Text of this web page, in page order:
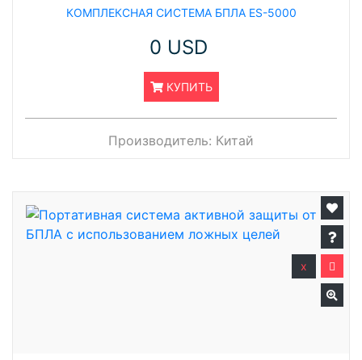
КОМПЛЕКСНАЯ СИСТЕМА БПЛА ES-5000
0 USD
КУПИТЬ
Производитель: Китай
x